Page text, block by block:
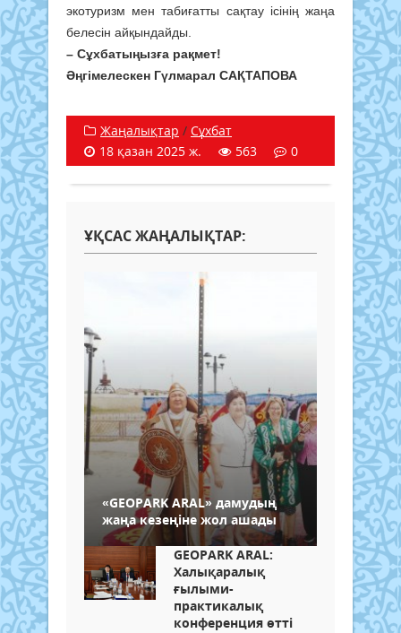
экотуризм мен табиғатты сақтау ісінің жаңа
белесін айқындайды.
– Сұхбатыңызға рақмет!
Әңгімелескен Гүлмарал САҚТАПОВА
Жаңалықтар / Сұхбат
18 қазан 2025 ж.
563 0
ҰҚСАС ЖАҢАЛЫҚТАР:
«GEOPARK ARAL» дамудың
жаңа кезеңіне жол ашады
GEOPARK ARAL:
Халықаралық
ғылыми-
практикалық
конференция өтті